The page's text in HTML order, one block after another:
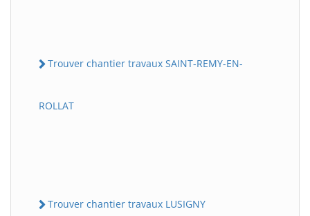
Trouver chantier travaux SAINT-REMY-EN-
ROLLAT
Trouver chantier travaux LUSIGNY